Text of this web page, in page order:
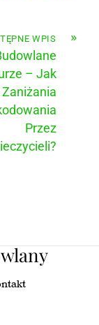
»
WPIS
– Jak
Przez